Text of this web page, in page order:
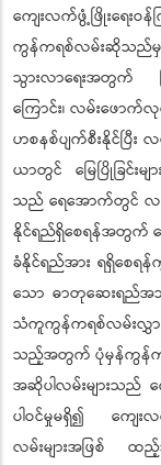
ကျေးလက်ဖွံ့ဖြိုးရေ
ကွန်ကရစ်လမ်းဆိုသည်မှာ
သွားလာရေးအတွက် ပ
ကြောင်း၊ လမ်းဖော
ဟစနစ်ပျက်စီးနိုင်ပြီး
ယာတွင် မြေပြိုခြင်းမ
သည် ရေအောက်တွင် လ
နိုင်ရည်ရှိစေရန်အတွက်
ခံနိုင်ရည်အား ရရှိစေရ
သော ဓာတုဆေးရည်အသုံ
သံကူကွန်ကရစ်လမ်း
သည့်အတွက် ပုံမှန်ကွန်ကရ
အဆိုပါလမ်းများသည် က
ပါဝင်မှုမရှိ၍ ကျေးလ
လမ်းများအဖြစ် ထည့်